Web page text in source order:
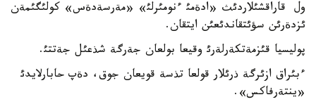
ول قاراقشئلاردئث «ادةمئ ءنومئرلئ» «مةرسةدةس» كولئگئمةن
ئزدةرئن سؤئتقاندئعئن ايتقان.
پوليسيا قئزمةتكةرلةرئ وقيعا بولعان جةرگة شذعئل جةتتئ.
ءبئراق ازئرگة ذرئلار قولعا تذسة قويعان جوق، دةپ حابارلايدئ
«ينتةرفاكس».